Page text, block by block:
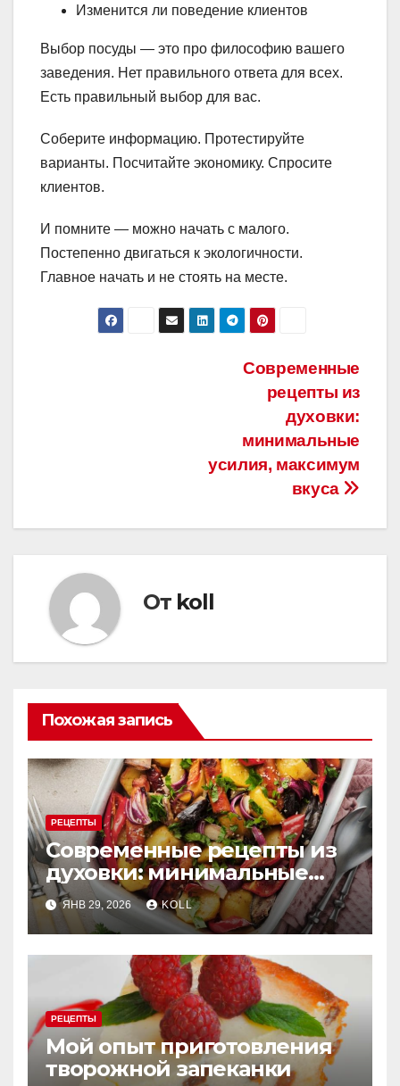
Изменится ли поведение клиентов
Выбор посуды — это про философию вашего
заведения. Нет правильного ответа для всех.
Есть правильный выбор для вас.
Соберите информацию. Протестируйте
варианты. Посчитайте экономику. Спросите
клиентов.
И помните — можно начать с малого.
Постепенно двигаться к экологичности.
Главное начать и не стоять на месте.
Современные
рецепты из
духовки:
минимальные
усилия, максимум
вкуса
От koll
Похожая запись
РЕЦЕПТЫ
Современные рецепты из
духовки: минимальные
усилия, максимум вкуса
ЯНВ 29, 2026 KOLL
РЕЦЕПТЫ
Мой опыт приготовления
творожной запеканки